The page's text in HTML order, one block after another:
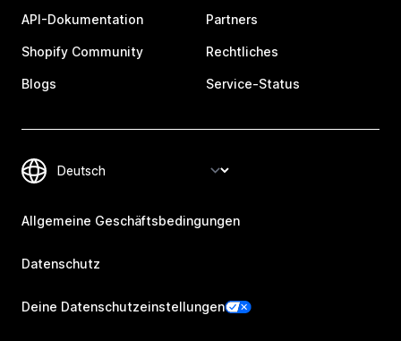
API-Dokumentation
Shopify Community
Blogs
Partners
Rechtliches
Service-Status
Allgemeine Geschäftsbedingungen
Datenschutz
Deine Datenschutzeinstellungen